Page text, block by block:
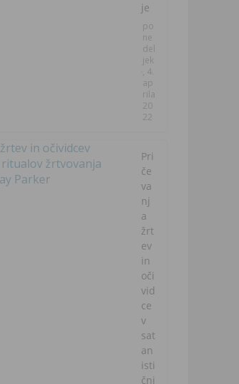
je
po
ne
del
jek
, 4.
ap
rila
20
22
Pri
če
va
nj
a
žrt
ev
in
oči
vid
ce
v
sat
an
isti
čni